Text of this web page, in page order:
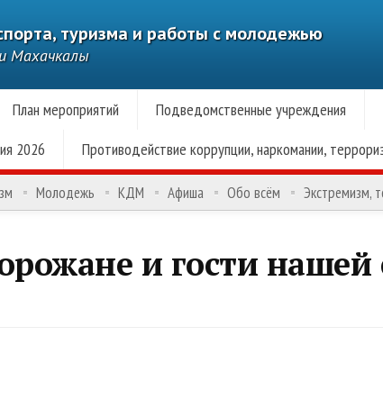
туризма и работы с молодежью
Махачкалы
План мероприятий Подведомственные учреждения
2026 Противодействие коррупции, наркомании,
Молодежь КДМ Афиша Обо всём Экстремизм,
и гости